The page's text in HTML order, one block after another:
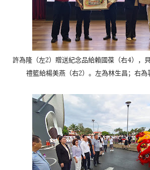
許為隆（左2）贈送紀念品給賴國葆（右4），貝
禮籃給楊美燕（右2）。左為林生昌； 右為